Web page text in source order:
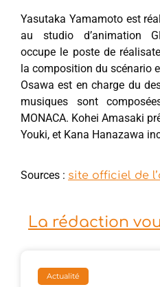
Yasutaka Yamamoto est
au studio d’animation
occupe le poste de
la composition du scénario
Osawa est en charge du
musiques sont
MONACA. Kohei Amasaki
Youki, et Kana Hanazawa
Sources : site officiel de
La rédaction
Actualité